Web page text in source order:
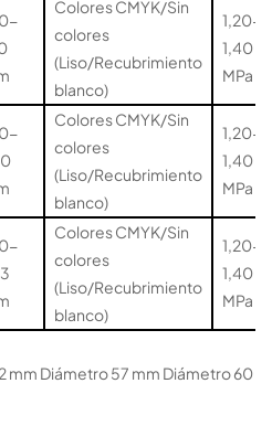
Colores CMYK/Sin
colores
(Liso/Recubrimiento
blanco)
1,20-
1,40
MPa
Colores CMYK/Sin
colores
(Liso/Recubrimiento
blanco)
1,20-
1,40
MPa
Colores CMYK/Sin
colores
(Liso/Recubrimiento
blanco)
1,20-
1,40
MPa
mm Diámetro 57 mm Diámetro 60